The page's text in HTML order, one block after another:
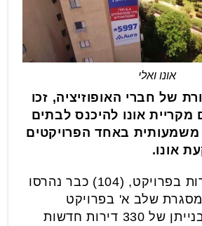
אונו ואלי
של חברי האופוזיציה, זכו
מקריית אונו להיכנס לבתים
באחד הפרויקטים
אונו.
כמחצית מן הדירות בפרויקט, (104) כבר נהרסו
שלב א' בפרויקט
ובמקומן החלה בנייתן של 330 דירות חדשות